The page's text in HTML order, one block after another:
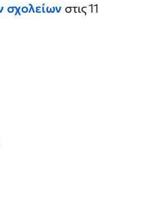
σχολείων στις 11